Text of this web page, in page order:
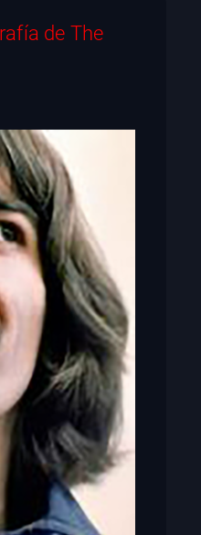
de The